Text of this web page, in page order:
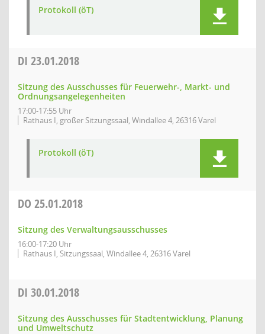
Protokoll (öT)
DI 23.01.2018
Sitzung des Ausschusses für Feuerwehr-, Markt- und
Ordnungsangelegenheiten
17:00-17:55 Uhr
Rathaus I, großer Sitzungssaal, Windallee 4, 26316 Varel
Protokoll (öT)
DO 25.01.2018
Sitzung des Verwaltungsausschusses
16:00-17:20 Uhr
Rathaus I, Sitzungssaal, Windallee 4, 26316 Varel
DI 30.01.2018
Sitzung des Ausschusses für Stadtentwicklung, Planung
und Umweltschutz